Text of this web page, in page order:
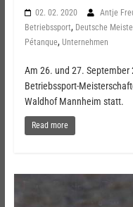
02. 02. 2020 Antje
Betriebssport, Deutsche
Pétanque, Unternehmen
Am 26. und 27.
Betriebssport-
Waldhof Mannheim statt.
Read more